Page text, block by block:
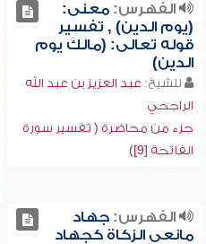
الفهرس:معنى:
(يوم الدين) , تفسير
قوله تعالى: (مالك يوم
الدين)
للشيخ: عبد العزيز بن عبد الله
الراجحي
جزء من محاضرة ( تفسير سورة
الفاتحة [9])
الفهرس:جهاد
مانعي الزكاة كجهاد